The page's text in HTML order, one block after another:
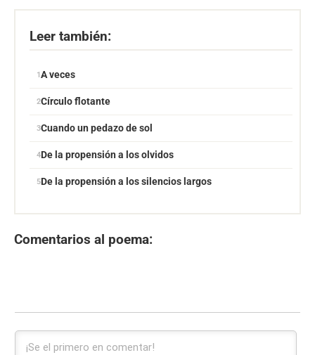
Leer también:
A veces
Círculo flotante
Cuando un pedazo de sol
De la propensión a los olvidos
De la propensión a los silencios largos
Comentarios al poema: